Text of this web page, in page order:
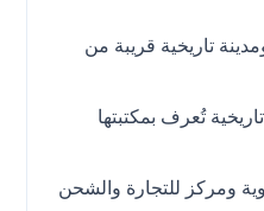
تاريخية قريبة من
تُعرف بمكتبتها
ومركز للتجارة والشحن